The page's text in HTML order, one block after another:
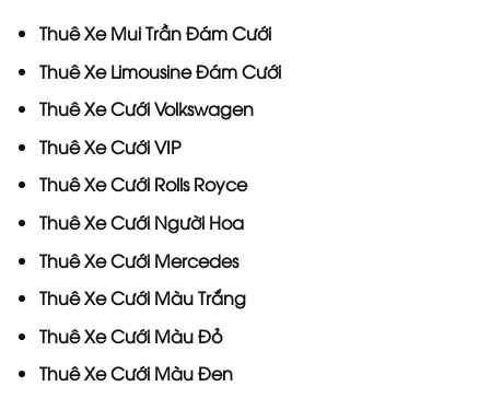
Thuê Xe Mui Trần Đám Cưới
Thuê Xe Limousine Đám Cưới
Thuê Xe Cưới Volkswagen
Thuê Xe Cưới VIP
Thuê Xe Cưới Rolls Royce
Thuê Xe Cưới Người Hoa
Thuê Xe Cưới Mercedes
Thuê Xe Cưới Màu Trắng
Thuê Xe Cưới Màu Đỏ
Thuê Xe Cưới Màu Đen